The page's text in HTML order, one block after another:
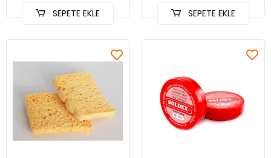
SEPETE EKLE SEPETE EKLE